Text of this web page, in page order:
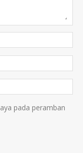
pada peramban